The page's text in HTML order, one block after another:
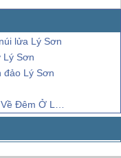
lửa Lý Sơn
Lý Sơn
đảo Lý Sơn
Ở Lý Sơn